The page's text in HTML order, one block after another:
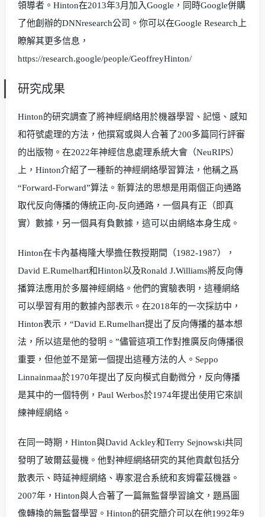
領導者。Hinton在2013年3月加入Google，同時Google併購
了他創辦的DNNresearch公司。你可以在Google Research上
瞭解其更多信息，
https://research.google/people/GeoffreyHinton/
研究成果
Hinton的研究調查了將神經網絡用於機器學習、記憶、感知
和符號處理的方法，他撰寫或與人合著了200多篇同行評審
的出版物。在2022年神經信息處理系統大會（NeuRIPS）
上，Hinton介紹了一種新的神經網絡學習算法，他稱之爲
“Forward-Forward”算法。新算法的思想是用兩個正向通路
取代反向傳播的傳統正向-反向通路，一個具有正（即真
實）數據，另一個具有負數據，這可以由網絡本身生成。
Hinton在卡內基梅隆大學擔任教授期間（1982-1987），
David E.Rumelhart和Hinton以及Ronald J.Williams將反向傳
播算法應用於多層神經網絡。他們的實驗表明，這種網絡
可以學習有用的數據內部表示。在2018年的一次採訪中，
Hinton表示，“David E.Rumelhart提出了反向傳播的基本想
法，所以這是他的發明。”儘管這項工作對推廣反向傳播很
重要，但他並不是第一個提出這種方法的人。Seppo
Linnainmaa於1970年提出了反向模式自動微分，反向傳播
是其中的一個特例，Paul Werbos於1974年提出使用它來訓
練神經網絡。
在同一時期，Hinton與David Ackley和Terry Sejnowski共同
發明了玻爾茲曼機。他對神經網絡研究的其他貢獻包括分
散表示、時延神經網絡、專家混合系統和亥姆霍茲機器。
2007年，Hinton與人合著了一篇無監督學習論文，題爲圖
像轉換的無監督學習。Hinton的研究簡介可以在他1992年9